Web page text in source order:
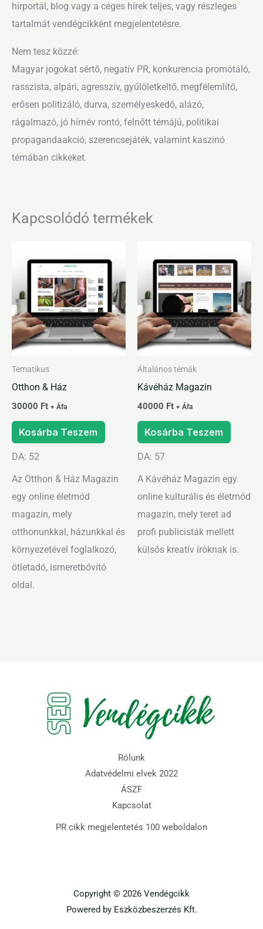
hírportál, blog vagy a céges hírek teljes, vagy részleges
tartalmát vendégcikként megjelentetésre.
Nem tesz közzé:
Magyar jogokat sértő, negatív PR, konkurencia promótáló,
rasszista, alpári, agresszív, gyűlöletkeltő, megfélemlítő,
erősen politizáló, durva, személyeskedő, alázó,
rágalmazó, jó hírnév rontó, felnőtt témájú, politikai
propagandaakció, szerencsejáték, valamint kaszinó
témában cikkeket.
Kapcsolódó termékek
Tematikus
Otthon & Ház
30000 Ft + Áfa
Kosárba Teszem
DA: 52
Az Otthon & Ház Magazin
egy online életmód
magazin, mely
otthonunkkal, házunkkal és
környezetével foglalkozó,
ötletadó, ismeretbővító
oldal.
Általános témák
Kávéház Magazin
40000 Ft + Áfa
Kosárba Teszem
DA: 57
A Kávéház Magazin egy
online kulturális és életmód
magazin, mely teret ad
profi publicisták mellett
külsős kreatív íróknak is.
Rólunk
Adatvédelmi elvek 2022
ÁSZF
Kapcsolat
PR cikk megjelentetés 100 weboldalon
Copyright © 2026 Vendégcikk
Powered by Eszközbeszerzés Kft.